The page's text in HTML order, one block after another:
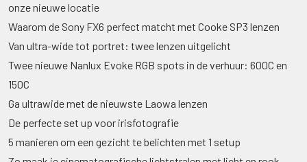
onze nieuwe locatie
Waarom de Sony FX6 perfect matcht met Cooke SP3 lenzen
Van ultra-wide tot portret: twee lenzen uitgelicht
Twee nieuwe Nanlux Evoke RGB spots in de verhuur: 600C en
150C
Ga ultrawide met de nieuwste Laowa lenzen
De perfecte set up voor irisfotografie
5 manieren om een gezicht te belichten met 1 setup